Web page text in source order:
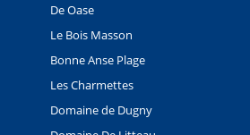
De Oase
Le Bois Masson
Bonne Anse Plage
Les Charmettes
Domaine de Dugny